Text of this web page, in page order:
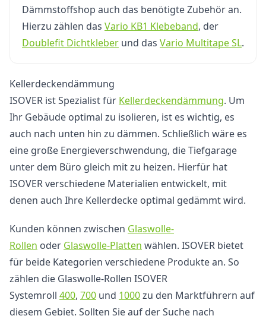
Dämmstoffshop auch das benötigte Zubehör an.
Hierzu zählen das Vario KB1 Klebeband, der
Doublefit Dichtkleber und das Vario Multitape SL.
Kellerdeckendämmung
ISOVER ist Spezialist für Kellerdeckendämmung. Um
Ihr Gebäude optimal zu isolieren, ist es wichtig, es
auch nach unten hin zu dämmen. Schließlich wäre es
eine große Energieverschwendung, die Tiefgarage
unter dem Büro gleich mit zu heizen. Hierfür hat
ISOVER verschiedene Materialien entwickelt, mit
denen auch Ihre Kellerdecke optimal gedämmt wird.
Kunden können zwischen Glaswolle-
Rollen oder Glaswolle-Platten wählen. ISOVER bietet
für beide Kategorien verschiedene Produkte an. So
zählen die Glaswolle-Rollen ISOVER
Systemroll 400, 700 und 1000zu den Marktführern auf
diesem Gebiet. Sollten Sie auf der Suche nach